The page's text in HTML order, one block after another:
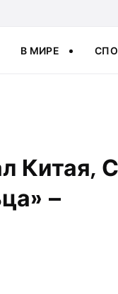
В МИРЕ
Китая,
–